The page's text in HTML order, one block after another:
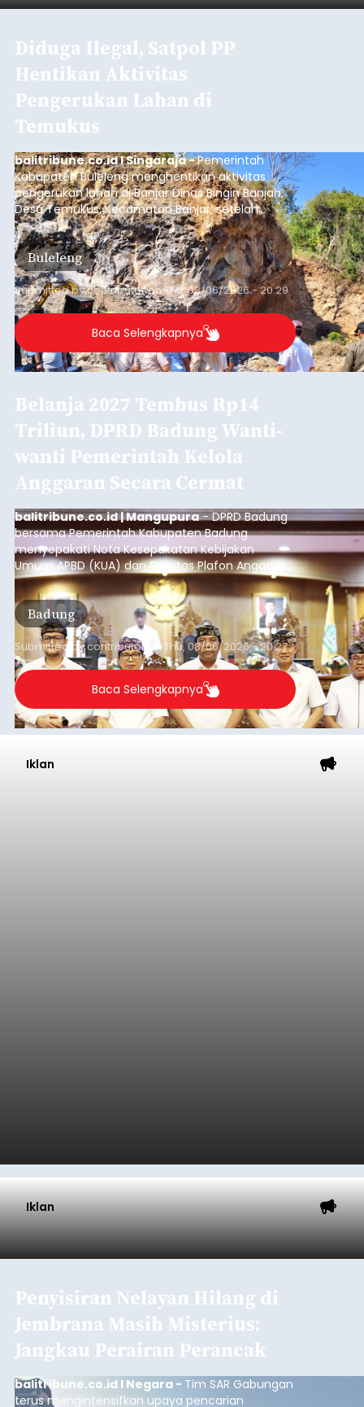
Submitted by contributor on Thu, 08/06/2026 - 20:33
Baca Selengkapnya
Iklan
Iklan
Diduga Ilegal, Satpol PP
Hentikan Aktivitas
Pengerukan Lahan di
Temukus
balitribune.co.id I Singaraja - Pemerintah
Kabupaten Buleleng menghentikan aktivitas
pengerukan lahan di Banjar Dinas Bingin Banjah,
Desa Temukus, Kecamatan Banjar, setelah
ditemukan indikasi kegiatan pengambilan
material yang tidak sesuai dengan peruntukan
kawasan.
Buleleng